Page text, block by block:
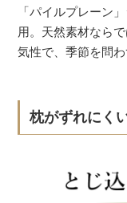
「パイルプレーン
用。天然素材なら
気性で、季節を問
枕がずれにく